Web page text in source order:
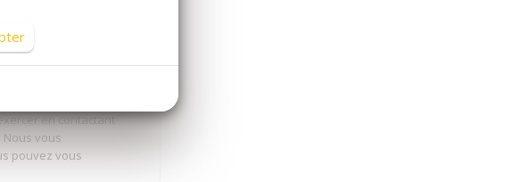
envoyant ce
son traitement.
en contactant
. Nous vous
pouvez vous